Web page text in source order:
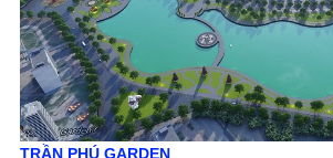
TRẦN PHÚ GARDEN